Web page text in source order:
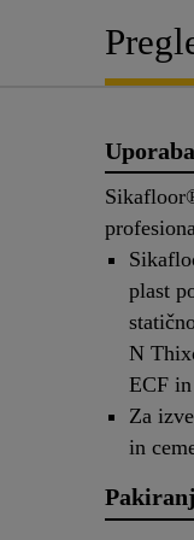
Uporaba
plast
N
ECF
Za
in